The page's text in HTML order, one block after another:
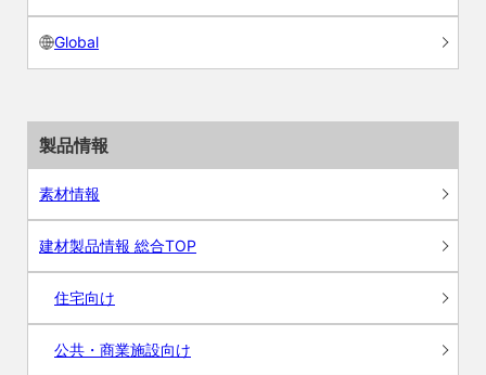
Global
製品情報
素材情報
建材製品情報 総合TOP
住宅向け
公共・商業施設向け